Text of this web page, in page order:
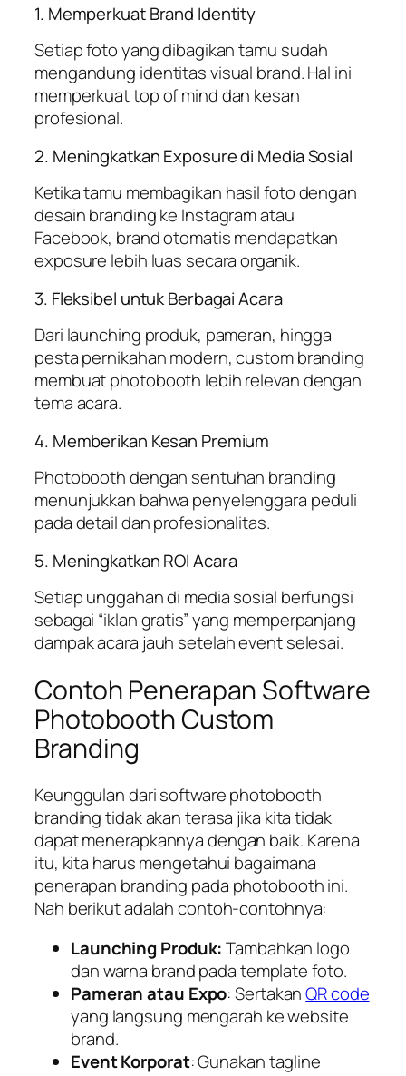
1. Memperkuat Brand Identity
Setiap foto yang dibagikan tamu sudah
mengandung identitas visual brand. Hal ini
memperkuat top of mind dan kesan
profesional.
2. Meningkatkan Exposure di Media Sosial
Ketika tamu membagikan hasil foto dengan
desain branding ke Instagram atau
Facebook, brand otomatis mendapatkan
exposure lebih luas secara organik.
3. Fleksibel untuk Berbagai Acara
Dari launching produk, pameran, hingga
pesta pernikahan modern, custom branding
membuat photobooth lebih relevan dengan
tema acara.
4. Memberikan Kesan Premium
Photobooth dengan sentuhan branding
menunjukkan bahwa penyelenggara peduli
pada detail dan profesionalitas.
5. Meningkatkan ROI Acara
Setiap unggahan di media sosial berfungsi
sebagai “iklan gratis” yang memperpanjang
dampak acara jauh setelah event selesai.
Contoh Penerapan Software
Photobooth Custom
Branding
Keunggulan dari software photobooth
branding tidak akan terasa jika kita tidak
dapat menerapkannya dengan baik. Karena
itu, kita harus mengetahui bagaimana
penerapan branding pada photobooth ini.
Nah berikut adalah contoh-contohnya:
Launching Produk:Tambahkan logo
dan warna brand pada template foto.
Pameran atau Expo: SertakanQR code
yang langsung mengarah ke website
brand.
Event Korporat: Gunakantagline